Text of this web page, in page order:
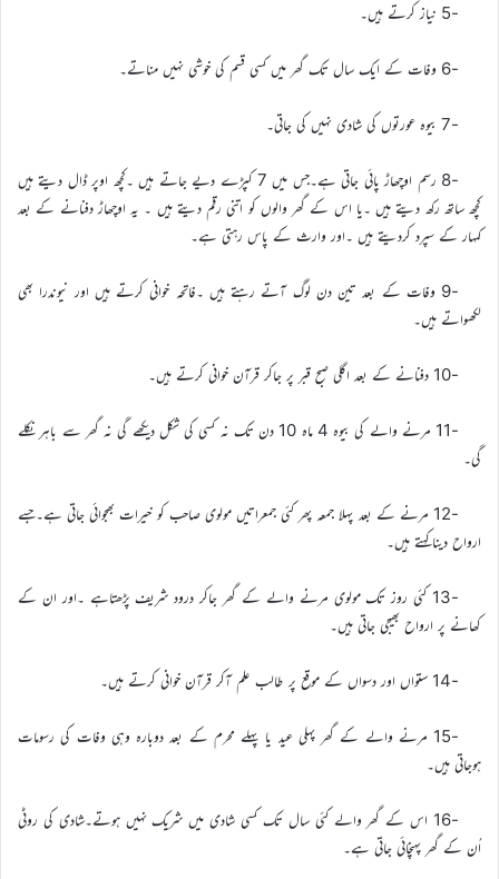
-5 نیاز کرتے ہیں۔
-6 وفات کے ایک سال تک گھر میں کسی قسم کی خوشی نہیں مناتے۔
-7 بیوہ عورتوں کی شادی نہیں کی جاتی۔
-8 رسم اوچھاڑ پائی جاتی ہے۔جس میں 7 کپڑے دیے جاتے ہیں ۔کچھ اوپر ڈال دیتے ہیں
کچھ ساتھ رکھ دیتے ہیں ۔یا اس کے گھر والوں کو اتنی رقم دیتے ہیں ۔ یہ اوچھاڑ دفنانے کے بعد
کمہار کے سپرد کردیتے ہیں ۔اور وارث کے پاس رہتی ہے۔
-9 وفات کے بعد تین دن لوگ آتے رہتے ہیں ۔فاتحہ خوانی کرتے ہیں اور نیوندرا بھی
لکھواتے ہیں۔
-10 دفنانے کے بعد اگلی صبح قبر پر جاکر قرآن خوانی کرتے ہیں۔
-11 مرنے والے کی بیوہ 4 ماہ 10 دن تک نہ کسی کی شکل دیکھے گی نہ گھر سے باہر نکلے
گی۔
-12 مرنے کے بعد پہلا جمعہ پھر کئی جمعراتیں مولوی صاحب کو خیرات بھجوائی جاتی ہے۔جسے
ارواح دیناکہتے ہیں۔
-13 کئی روز تک مولوی مرنے والے کے گھر جاکر درود شریف پڑھتاہے ۔اور ان کے
کھانے پر ارواح بھیجی جاتی ہیں۔
-14 ستواں اور دسواں کے موقع پر طالب علم آکر قرآن خوانی کرتے ہیں۔
-15 مرنے والے کے گھر پہلی عید یا پہلے محرم کے بعد دوبارہ وہی وفات کی رسومات
ہوجاتی ہیں۔
-16 اس کے گھر والے کئی سال تک کسی شادی میں شریک نہیں ہوتے۔شادی کی روٹی
اُن کے گھر پہنچائی جاتی ہے۔